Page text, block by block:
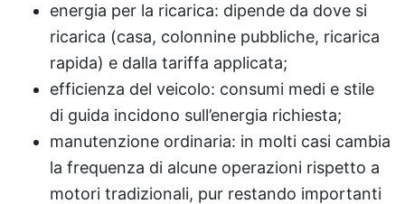
energia per la ricarica: dipende da dove si
ricarica (casa, colonnine pubbliche, ricarica
rapida) e dalla tariffa applicata;
efficienza del veicolo: consumi medi e stile
di guida incidono sull’energia richiesta;
manutenzione ordinaria: in molti casi cambia
la frequenza di alcune operazioni rispetto a
motori tradizionali, pur restando importanti